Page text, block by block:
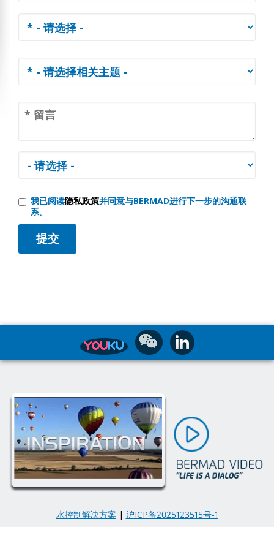
我已阅读隐私政策并同意与BERMAD进行下一步的沟通联
系。
水控制解决方案 | 沪ICP备2025123515号-1